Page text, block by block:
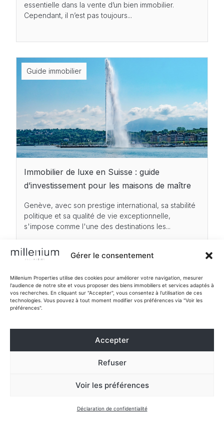
Gérer le consentement
Millenium Properties utilise des cookies pour améliorer votre navigation, mesurer
l'audience de notre site et vous proposer des biens immobiliers et services adaptés à
vos recherches. En cliquant sur "Accepter", vous consentez à l'utilisation de ces
technologies. Vous pouvez à tout moment modifier vos préférences via "Voir les
préférences".
Accepter
Refuser
Voir les préférences
Déclaration de confidentialité
essentielle dans la vente d’un bien immobilier.
Cependant, il n’est pas toujours...
Guide immobilier
Immobilier de luxe en Suisse : guide
d’investissement pour les maisons de maître
Genève, avec son prestige international, sa stabilité
politique et sa qualité de vie exceptionnelle,
s'impose comme l'une des destinations les...
Échangez avec
Nom